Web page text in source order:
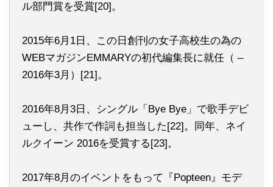
ル部門賞を受賞[20]。
2015年6月1日、この日創刊の女子高校生の為の
WEBマガジンEMMARYの初代編集長に就任（ –
2016年3月）[21]。
2016年8月3日、シングル「Bye Bye」で歌手デビ
ューし、共作で作詞も担当した[22]。同年、ネイ
ルクイーン 2016を受賞する[23]。
2017年8月のイベントをもって『Popteen』モデ